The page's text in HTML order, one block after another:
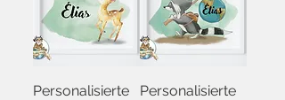
Personalisierte
Personalisierte